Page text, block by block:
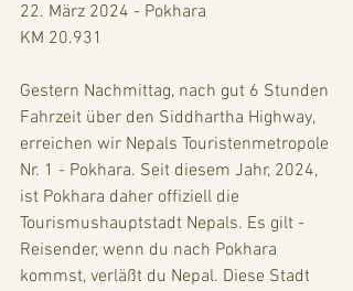
22. März 2024 - Pokhara
KM 20.931
Gestern Nachmittag, nach gut 6 Stunden
Fahrzeit über den Siddhartha Highway,
erreichen wir Nepals Touristenmetropole
Nr. 1 - Pokhara. Seit diesem Jahr, 2024,
ist Pokhara daher offiziell die
Tourismushauptstadt Nepals. Es gilt -
Reisender, wenn du nach Pokhara
kommst, verläßt du Nepal. Diese Stadt